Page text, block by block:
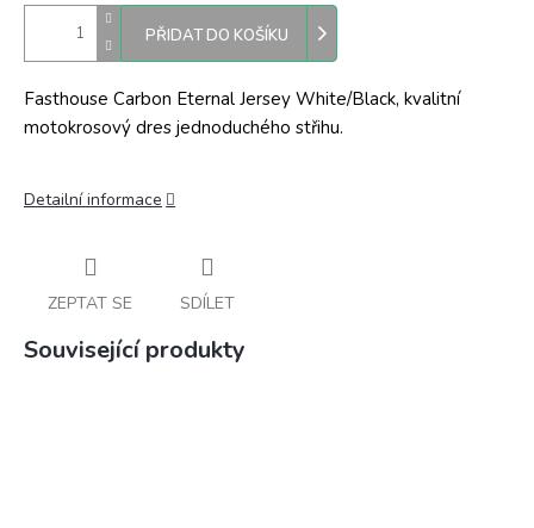
PŘIDAT DO KOŠÍKU
Fasthouse Carbon Eternal Jersey White/Black, kvalitní
motokrosový dres jednoduchého střihu.
Detailní informace
ZEPTAT SE SDÍLET
Související produkty